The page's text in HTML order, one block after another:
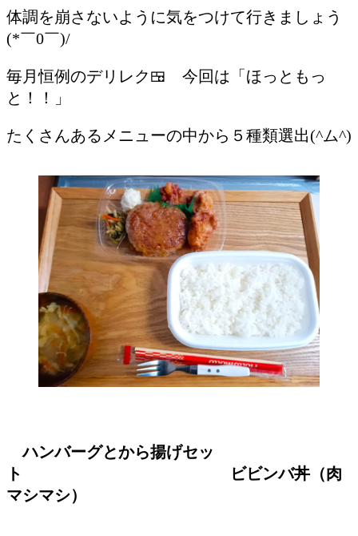
体調を崩さないように気をつけて行きましょう
(*￣0￣)/
毎月恒例のデリレク🍱 今回は「ほっともっ
と！！」
たくさんあるメニューの中から５種類選出(^ム^)
ハンバーグとから揚げセッ
ト
ビビンバ丼（肉
マシマシ）